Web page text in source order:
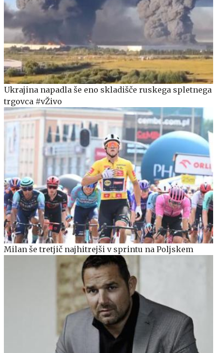
Ukrajina napadla še eno skladišče ruskega spletnega
trgovca #vŽivo
Milan še tretjič najhitrejši v sprintu na Poljskem